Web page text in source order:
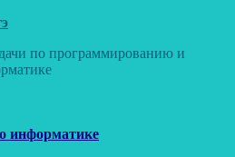
по программированию и
информатике